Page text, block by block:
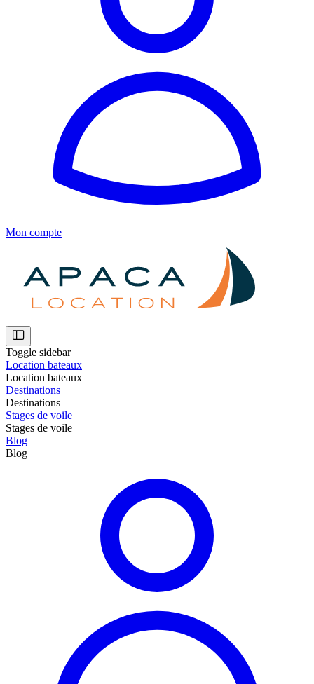
Mon compte
Toggle sidebar
Location bateaux
Location bateaux
Destinations
Destinations
Stages de voile
Stages de voile
Blog
Blog